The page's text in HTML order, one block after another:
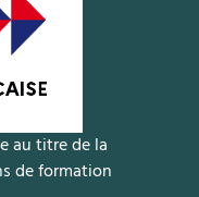
au titre de la
de formation